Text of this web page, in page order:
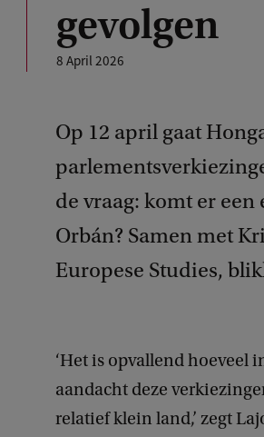
gevolgen
8 April 2026
Op 12 april gaat
de vraag: komt er
Orbán? Samen met
Europese Studies,
‘Het is opvallend hoeveel
aandacht deze
relatief klein land,’ zegt